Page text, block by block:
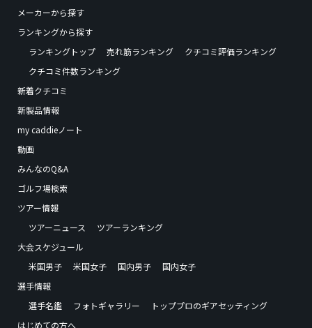
メーカーから探す
ランキングから探す
ランキングトップ
売れ筋ランキング
クチコミ評価ランキング
クチコミ件数ランキング
新着クチコミ
新製品情報
my caddieノート
動画
みんなのQ&A
ゴルフ場検索
ツアー情報
ツアーニュース
ツアーランキング
大会スケジュール
米国男子
米国女子 国内男子
国内女子
選手情報
選手名鑑
フォトギャラリー
トッププロのギアセッティング
はじめての方へ